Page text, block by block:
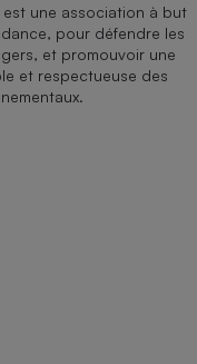
est une association à but
pour défendre les
et promouvoir une
et respectueuse des